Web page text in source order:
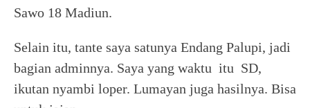
Sawo 18 Madiun.
Selain itu, tante saya satunya Endang Palupi, jadi
bagian adminnya. Saya yang waktu itu SD,
ikutan nyambi loper. Lumayan juga hasilnya. Bisa